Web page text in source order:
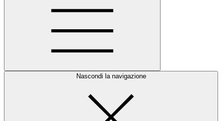
Nascondi la navigazione